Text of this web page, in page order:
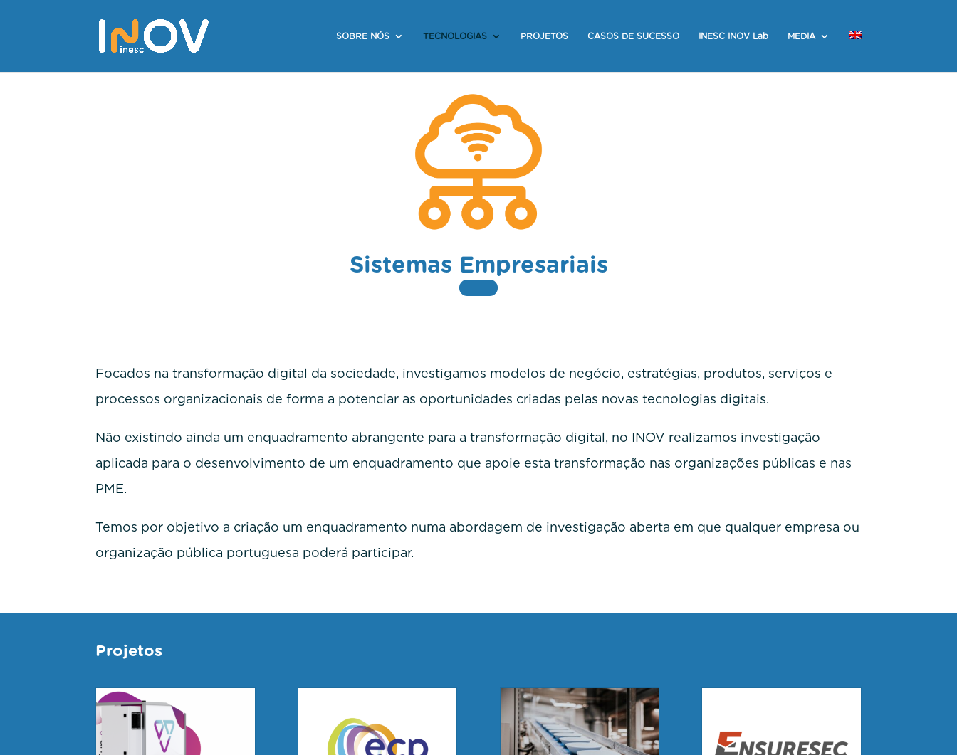
SOBRE NÓS TECNOLOGIAS PROJETOS CASOS DE SUCESSO INESC INOV Lab MEDIA
Sistemas Empresariais
Focados na transformação digital da sociedade, investigamos modelos de negócio, estratégias, produtos, serviços e
processos organizacionais de forma a potenciar as oportunidades criadas pelas novas tecnologias digitais.
Não existindo ainda um enquadramento abrangente para a transformação digital, no INOV realizamos investigação
aplicada para o desenvolvimento de um enquadramento que apoie esta transformação nas organizações públicas e nas
PME.
Temos por objetivo a criação um enquadramento numa abordagem de investigação aberta em que qualquer empresa ou
organização pública portuguesa poderá participar.
Projetos